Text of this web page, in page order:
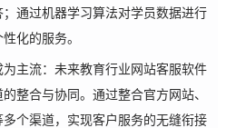
通过机器学习算法对学员数据进行
化的服务。
主流：未来教育行业网站客服软件
整合与协同。通过整合官方网站、
个渠道，实现客户服务的无缝衔接